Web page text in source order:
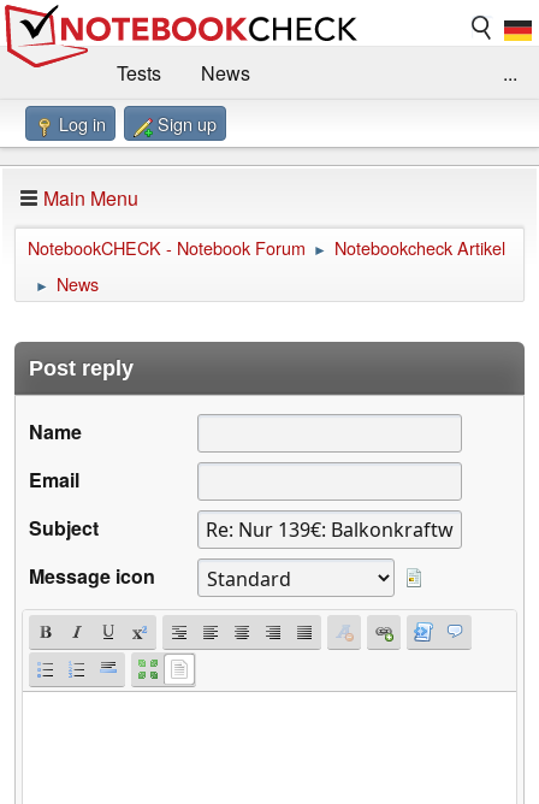
Tests
News
Benchmarks / Technik
Forum
Impressum
...
Log in Sign up
Main Menu
NotebookCHECK - Notebook Forum ► Notebookcheck Artikel
► News
Post reply
Name
Email
Subject
Message icon